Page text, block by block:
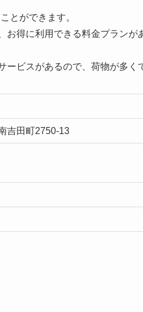
とができます。
得に利用できる料金プランが
ビスがあるので、荷物が多く
吉田町2750-13